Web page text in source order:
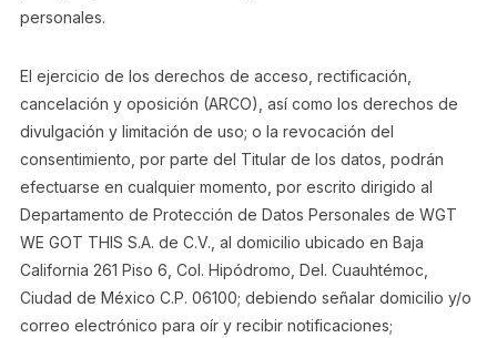
personales.
El ejercicio de los derechos de acceso, rectificación,
cancelación y oposición (ARCO), así como los derechos de
divulgación y limitación de uso; o la revocación del
consentimiento, por parte del Titular de los datos, podrán
efectuarse en cualquier momento, por escrito dirigido al
Departamento de Protección de Datos Personales de WGT
WE GOT THIS S.A. de C.V., al domicilio ubicado en Baja
California 261 Piso 6, Col. Hipódromo, Del. Cuauhtémoc,
Ciudad de México C.P. 06100; debiendo señalar domicilio y/o
correo electrónico para oír y recibir notificaciones;